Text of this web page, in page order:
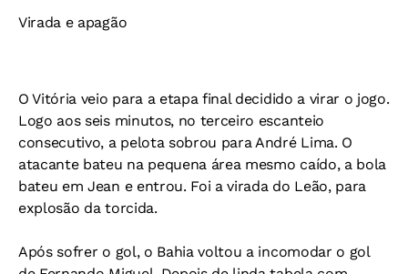
Virada e apagão
O Vitória veio para a etapa final decidido a virar o jogo.
Logo aos seis minutos, no terceiro escanteio
consecutivo, a pelota sobrou para André Lima. O
atacante bateu na pequena área mesmo caído, a bola
bateu em Jean e entrou. Foi a virada do Leão, para
explosão da torcida.
Após sofrer o gol, o Bahia voltou a incomodar o gol